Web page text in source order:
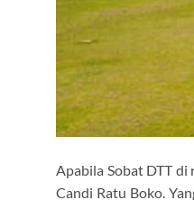
Apabila Sobat DTT
Candi Ratu Boko.